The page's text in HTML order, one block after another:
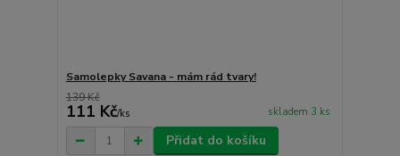
Samolepky Savana - mám rád tvary!
139 Kč
111 Kč/ks skladem 3 ks
Přidat do košíku